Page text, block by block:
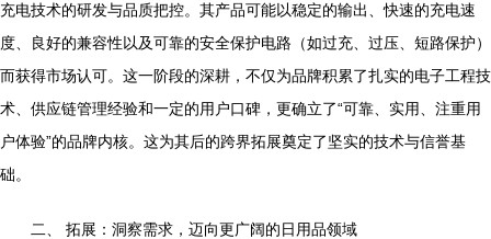
充电技术的研发与品质把控。其产品可能以稳定的输出、快速的充电速
度、良好的兼容性以及可靠的安全保护电路（如过充、过压、短路保护）
而获得市场认可。这一阶段的深耕，不仅为品牌积累了扎实的电子工程技
术、供应链管理经验和一定的用户口碑，更确立了“可靠、实用、注重用
户体验”的品牌内核。这为其后的跨界拓展奠定了坚实的技术与信誉基
础。
二、 拓展：洞察需求，迈向更广阔的日用品领域